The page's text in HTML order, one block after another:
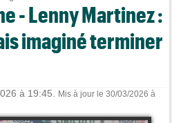
- Lenny Martinez :
imaginé terminer
à 19:45.
Mis à jour le 30/03/2026 à